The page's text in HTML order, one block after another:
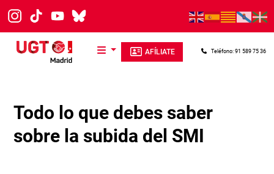
Pasar al contenido principal
AFÍLIATE Teléfono: 91 589 75 36
Todo lo que debes saber
sobre la subida del SMI